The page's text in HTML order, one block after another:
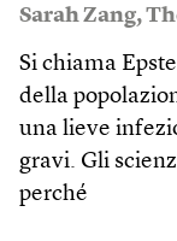
Sarah Zang,
Si chiama
della
una lieve
gravi. Gli
perché